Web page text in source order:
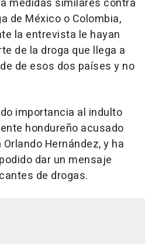
medidas similares contra
de México o Colombia,
la entrevista le hayan
de la droga que llega a
de esos dos países y no
importancia al indulto
hondureño acusado
Hernández, y ha
dar un mensaje
de drogas.